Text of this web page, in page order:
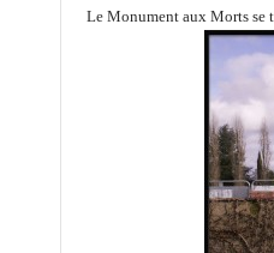
Le Monument aux Morts se